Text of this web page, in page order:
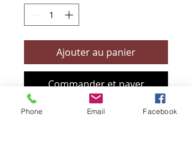
Ajouter au panier
Commander et payer
Phone Email Facebook